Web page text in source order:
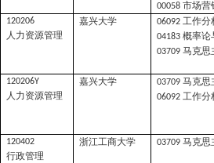
00058市场营
120206
人力资源管理
嘉兴大学 06092工作分
04183概率论
03709马克思
120206Y
人力资源管理
嘉兴大学 03709马克思
06092工作分
120402
行政管理
浙江工商大学 03709马克思